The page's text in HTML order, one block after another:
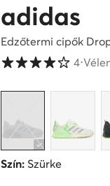
adidas
Edzőtermi cipők
Vásárlói értékelések
4⋅
Szín:Szürke